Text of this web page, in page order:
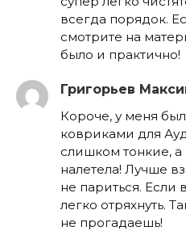
всегда порядок.
смотрите на
было и практично!
Григорьев
Короче, у меня
ковриками для
слишком тонкие, а
налетела! Лучше
не париться. Если
легко отряхнуть.
не прогадаешь!